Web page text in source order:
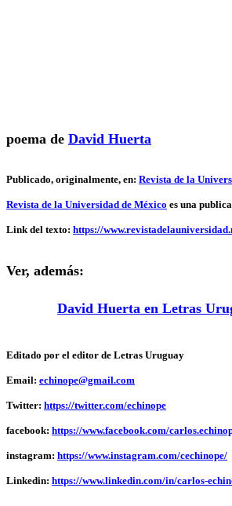
poema de David Huerta
Publicado, originalmente, en: Revista de la
Revista de la Universidad de México es una
Link del texto: https://
Ver, además:
David Huerta en Letras
Editado por el editor de Letras Uruguay
Email: echinope@gmail.com
Twitter: https://twitter.com/echinope
facebook: https://www.facebook.com/
instagram: https://www.instagram.com/cechinope/
Linkedin: https://www.linkedin.com/in/carlos-